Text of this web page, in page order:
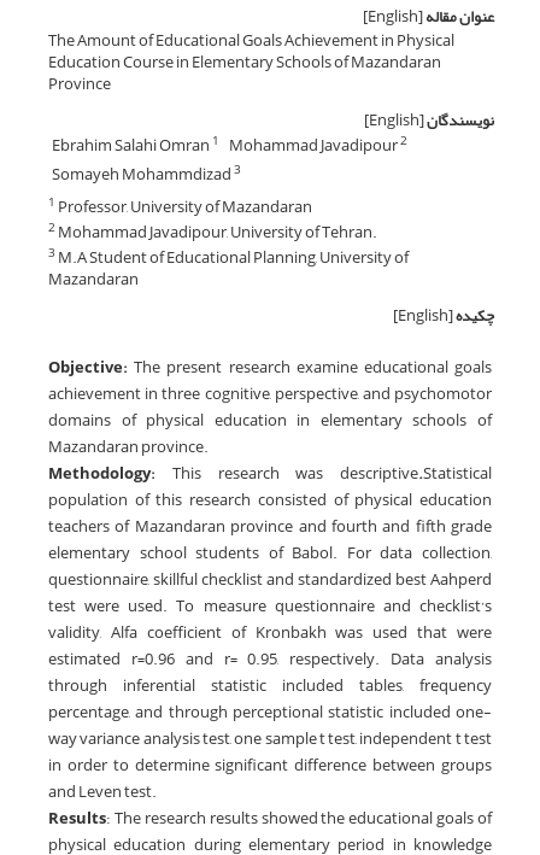
عنوان مقاله[English]
The Amount of Educational Goals Achievement in Physical
Education Course in Elementary Schools of Mazandaran
Province
نویسندگان[English]
Ebrahim Salahi Omran 1 Mohammad Javadipour2
Somayeh Mohammdizad3
1 Professor, University of Mazandaran
2Mohammad Javadipour, University of Tehran.
3 M.A Student of Educational Planning, University of
Mazandaran
چکیده[English]
Objective:The present research examine educational goals
achievement in three cognitive, perspective, and psychomotor
domains of physical education in elementary schools of
Mazandaran province.
Methodology: This research was descriptive.Statistical
population of this research consisted of physical education
teachers of Mazandaran province and fourth and fifth grade
elementary school students of Babol. For data collection,
questionnaire, skillful checklist and standardized best Aahperd
test were used. To measure questionnaire and checklist’s
validity, Alfa coefficient of Kronbakh was used that were
estimated r=0.96 and r= 0.95, respectively. Data analysis
through inferential statistic included tables, frequency
percentage, and through perceptional statistic included one-
way variance analysis test, one sample t test, independent t test
in order to determine significant difference between groups
and Leven test.
Results: The research results showed the educational goals of
physical education during elementary period in knowledge